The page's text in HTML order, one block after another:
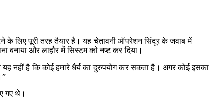
देने के लिए पूरी तरह तैयार है। यह चेतावनी ऑपरेशन सिंदूर के जवाब में
बनाया और लाहौर में सिस्टम को नष्ट कर दिया।
नहीं है कि कोई हमारे धैर्य का दुरुपयोग कर सकता है। अगर कोई इसका
गए थे।